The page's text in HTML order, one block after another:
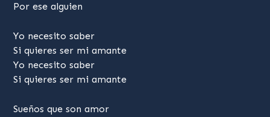
Por ese alguien
Yo necesito saber
Si quieres ser mi amante
Yo necesito saber
Si quieres ser mi amante
Sueños que son amor